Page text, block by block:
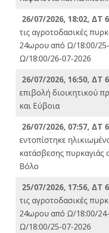
26/07/2026, 18:02, ΔΤ
τις αγροτοδασικές
24ωρου από Ω/18:00/
Ω/18:00/26-07-2026
26/07/2026, 16:50, ΔΤ
επιβολή διοικητικού
και Εύβοια
26/07/2026, 07:57, ΔΤ
εντοπίστηκε
κατάσβεσης πυρκαγιάς
Βόλο
25/07/2026, 17:56, ΔΤ
τις αγροτοδασικές
24ωρου από Ω/18:00/
Ω/18:00/25-07-2026